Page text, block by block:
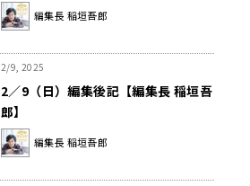
編集長 稲垣吾郎
2/9, 2025
2／9（日）編集後記【編集長 稲垣吾
郎】
編集長 稲垣吾郎